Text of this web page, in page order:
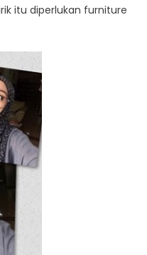
itu diperlukan furniture